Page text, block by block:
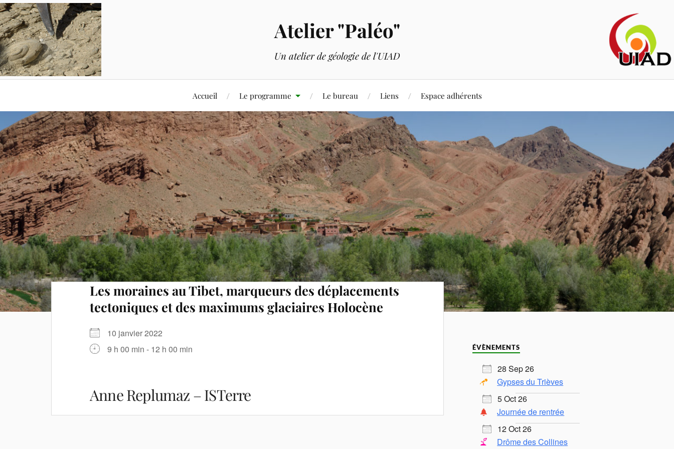
Atelier "Paléo"
Un atelier de géologie de l'UIAD
Accueil Le programme Le bureau Liens Espace adhérents
Les moraines au Tibet, marqueurs des déplacements
tectoniques et des maximums glaciaires Holocène
10 janvier 2022
9 h 00 min - 12 h 00 min
Anne Replumaz – ISTerre
ÉVÈNEMENTS
28 Sep 26
Gypses du Trièves
5 Oct 26
Journée de rentrée
12 Oct 26
Drôme des Collines